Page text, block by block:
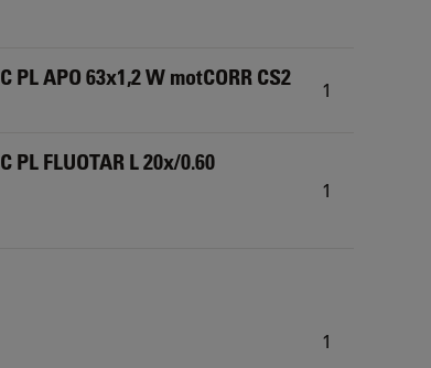
APO 63x1,2 W motCORR CS2 1
FLUOTAR L 20x/0.60
1
1